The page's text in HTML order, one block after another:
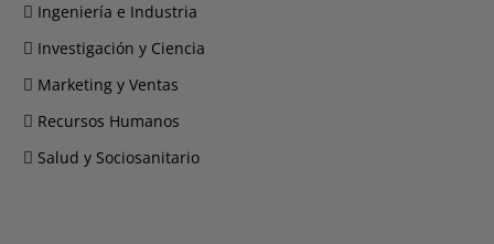
Ingeniería e Industria
Investigación y Ciencia
Marketing y Ventas
Recursos Humanos
Salud y Sociosanitario